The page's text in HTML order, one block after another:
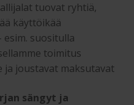
tuovat ryhtiä,
käyttöikää
suositulla
toimitus
ja joustavat maksutavat
sängyt ja